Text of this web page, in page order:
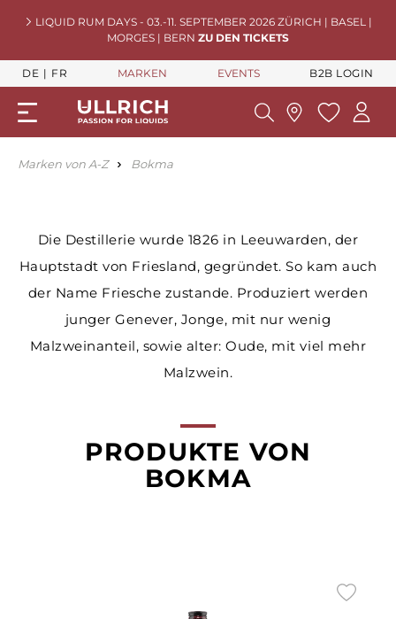
LIQUID RUM DAYS - 03.-11. SEPTEMBER 2026 ZÜRICH | BASEL |
MORGES | BERN ZU DEN TICKETS
DE FR MARKEN EVENTS B2B LOGIN
Marken von A-Z Bokma
Die Destillerie wurde 1826 in Leeuwarden, der
Hauptstadt von Friesland, gegründet. So kam auch
der Name Friesche zustande. Produziert werden
junger Genever, Jonge, mit nur wenig
Malzweinanteil, sowie alter: Oude, mit viel mehr
Malzwein.
PRODUKTE VON
BOKMA